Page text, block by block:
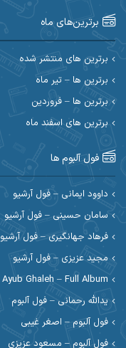
احسان امیدوار
احسان حیدری
احسان رمضانی
احسان کریمی
احسان مرادیان
احمد بیرانوند
احمد صحراییان
احمد نازدار
احمدرضا امرایی
ارسلان منصوری
برترین‌های ماه
برترین های منتشر شده
برترین ها – تیر ماه
برترین ها – فروردین
برترین های اسفند ماه
فول آلبوم ها
داوود ایمانی – فول آرشیو
سامان حسینی – فول آرشیو
فرهاد جهانگیری – فول آرشیو
مجید عزیزی – فول آرشیو
Ayub Ghaleh – Full Album
یدالله رحمانی – فول آلبوم
فول آلبوم – اصغر غیبی
فول آلبوم – مسعود عزیزی